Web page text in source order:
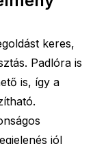
keres,
Padlóra is
is, így a
jól